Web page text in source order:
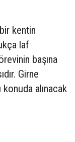
kentin
laf
başına
Girne
alınacak